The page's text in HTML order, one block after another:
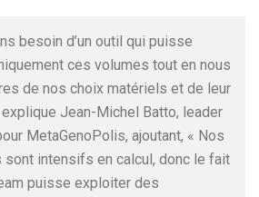
besoin d’un outil qui puisse
ces volumes tout en nous
de nos choix matériels et de leur
Jean-Michel Batto, leader
MetaGenoPolis, ajoutant, « Nos
sont intensifs en calcul, donc le fait
puisse exploiter des